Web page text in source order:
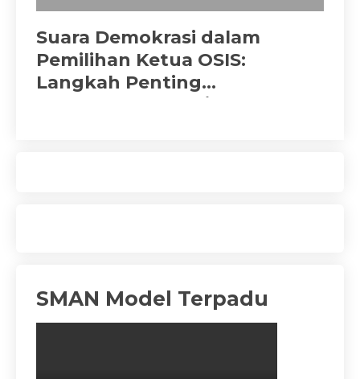
Suara Demokrasi dalam
Pemilihan Ketua OSIS:
Langkah Penting
SMAN Model Terpadu